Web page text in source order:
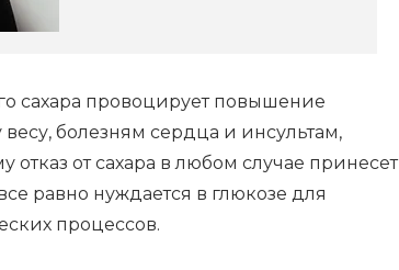
сахара провоцирует повышение
болезням сердца и инсультам,
отказ от сахара в любом случае принесет
равно нуждается в глюкозе для
процессов.